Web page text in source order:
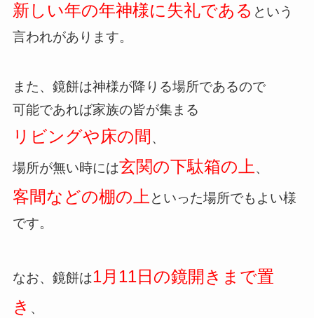
新しい年の年神様に失礼である という
言われがあります。
また、鏡餅は神様が降りる場所であるので
可能であれば家族の皆が集まる
リビングや床の間 、
場所が無い時には玄関の下駄箱の上 、
客間などの棚の上 といった場所でもよい様
です。
なお、鏡餅は1月11日の鏡開きまで置
き 、